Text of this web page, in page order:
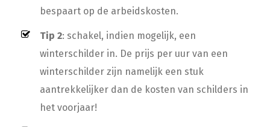
bespaart op de arbeidskosten.
Tip 2: schakel, indien mogelijk, een
winterschilder in. De prijs per uur van een
winterschilder zijn namelijk een stuk
aantrekkelijker dan de kosten van schilders in
het voorjaar!